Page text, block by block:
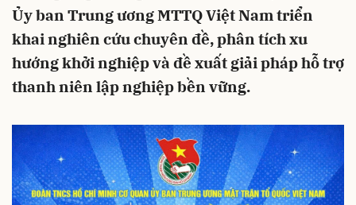
Ủy ban Trung ương MTTQ Việt Nam triển
khai nghiên cứu chuyên đề, phân tích xu
hướng khởi nghiệp và đề xuất giải pháp hỗ trợ
thanh niên lập nghiệp bền vững.